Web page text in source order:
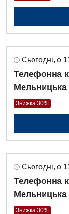
Сьогодні, о
Телефонна
Мельницька
Знижка 30%
Сьогодні, о
Телефонна
Мельницька
Знижка 30%